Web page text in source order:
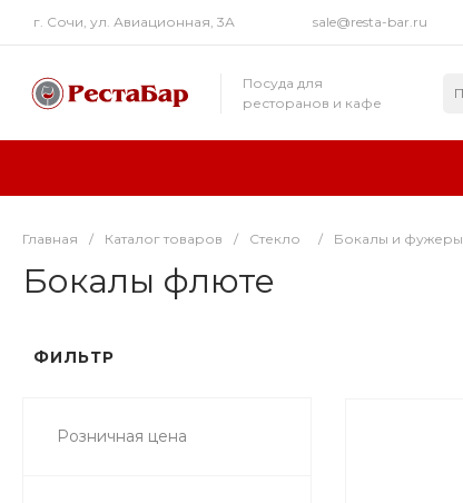
г. Сочи, ул. Авиационная, 3А sale@resta-bar.ru
Посуда для
ресторанов и кафе
Главная / Каталог товаров / Стекло / Бокалы и фужеры
Бокалы флюте
ФИЛЬТР
Розничная цена